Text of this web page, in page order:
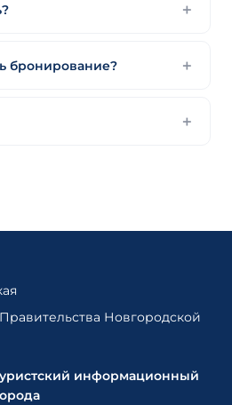
бронирование?
Новгородской
информационный